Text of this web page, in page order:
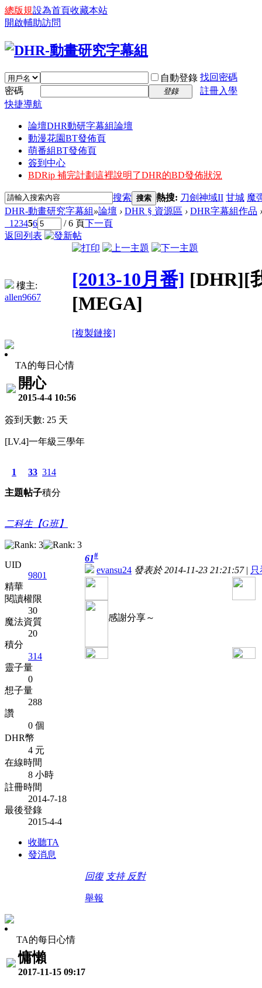
總版規設為首頁收藏本站
開啟輔助訪問
自動登錄 找回密碼
密碼
登錄
註冊入學
快捷導航
論壇DHR動研字幕組論壇
動漫花園BT發佈頁
萌番組BT發佈頁
簽到中心
BDRip 補完計劃這裡說明了DHR的BD發佈狀況
搜索 搜索 熱搜: 刀劍神域II 甘城 魔
DHR-動畫研究字幕組»論壇 › DHR § 資源區 › DHR字幕組作品 ›
1 23456 / 6 頁下一頁
返回列表
樓主:
allen9667
[2013-10月番] [DHR][
[MEGA]
[複製鏈接]
TA的每日心情
開心
2015-4-4 10:56
簽到天數: 25 天
[LV.4]一年級三學年
1
主題
33
帖子
314
積分
二科生【G班】
UID
9801
精華
閱讀權限
30
魔法資質
20
積分
314
靈子量
0
想子量
288
讚
0 個
DHR幣
4 元
在線時間
8 小時
註冊時間
2014-7-18
最後登錄
2015-4-4
收聽TA
發消息
61#
evansu24 發表於 2014-11-23 21:21:57 |
感謝分享～
回復 支持 反對
舉報
TA的每日心情
慵懶
2017-11-15 09:17